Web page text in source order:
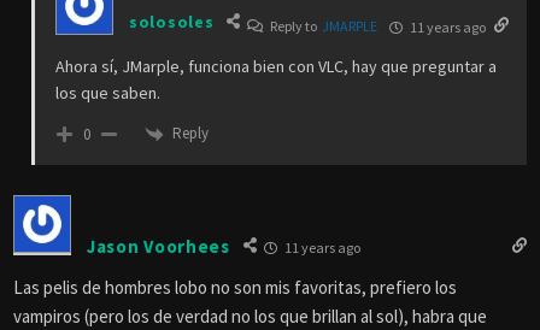
solosoles Reply to JMARPLE 11 years ago
Ahora sí, JMarple, funciona bien con VLC, hay que preguntar a
los que saben.
0 Reply
Jason Voorhees 11 years ago
Las pelis de hombres lobo no son mis favoritas, prefiero los
vampiros (pero los de verdad no los que brillan al sol), habra que